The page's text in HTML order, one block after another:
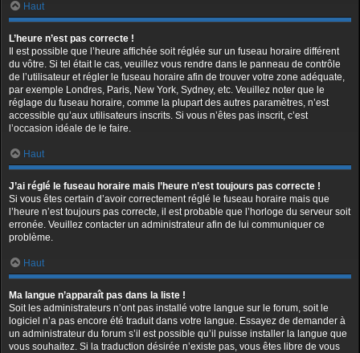
Haut
L’heure n’est pas correcte !
Il est possible que l’heure affichée soit réglée sur un fuseau horaire différent
du vôtre. Si tel était le cas, veuillez vous rendre dans le panneau de contrôle
de l’utilisateur et régler le fuseau horaire afin de trouver votre zone adéquate,
par exemple Londres, Paris, New York, Sydney, etc. Veuillez noter que le
réglage du fuseau horaire, comme la plupart des autres paramètres, n’est
accessible qu’aux utilisateurs inscrits. Si vous n’êtes pas inscrit, c’est
l’occasion idéale de le faire.
Haut
J’ai réglé le fuseau horaire mais l’heure n’est toujours pas correcte !
Si vous êtes certain d’avoir correctement réglé le fuseau horaire mais que
l’heure n’est toujours pas correcte, il est probable que l’horloge du serveur soit
erronée. Veuillez contacter un administrateur afin de lui communiquer ce
problème.
Haut
Ma langue n’apparaît pas dans la liste !
Soit les administrateurs n’ont pas installé votre langue sur le forum, soit le
logiciel n’a pas encore été traduit dans votre langue. Essayez de demander à
un administrateur du forum s’il est possible qu’il puisse installer la langue que
vous souhaitez. Si la traduction désirée n’existe pas, vous êtes libre de vous